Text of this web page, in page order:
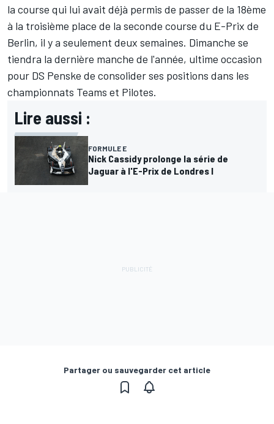
la course qui lui avait déjà permis de passer de la 18ème
à la troisième place de la seconde course du E-Prix de
Berlin, il y a seulement deux semaines. Dimanche se
tiendra la dernière manche de l'année, ultime occasion
pour DS Penske de consolider ses positions dans les
championnats Teams et Pilotes.
Lire aussi :
FORMULE E
Nick Cassidy prolonge la série de
Jaguar à l'E-Prix de Londres I
Partager ou sauvegarder cet article